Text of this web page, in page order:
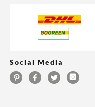
Social Media